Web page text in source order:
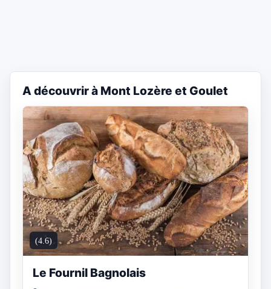
A découvrir à Mont Lozère et Goulet
(4.6)
Le Fournil Bagnolais